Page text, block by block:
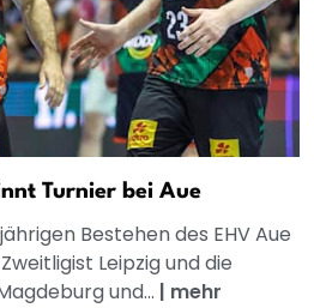
Turnier bei Aue
Bestehen des EHV Aue
Leipzig und die
und... | mehr